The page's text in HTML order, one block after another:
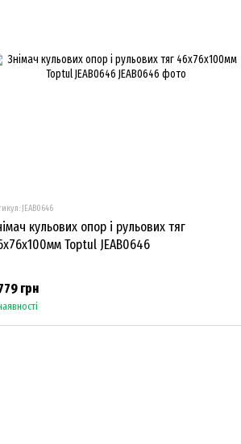
JEAB0646
кульових опор і рульових тяг
Toptul JEAB0646
грн